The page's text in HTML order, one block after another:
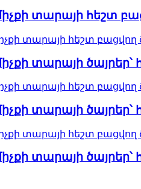
տարայի հեշտ
տարայի ծայրեր՝
տարայի ծայրեր՝
տարայի ծայրեր՝